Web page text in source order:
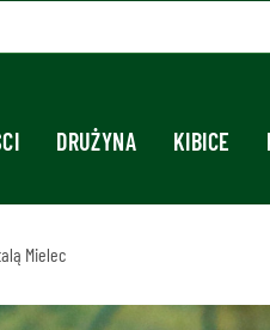
DRUŻYNA KIBICE
Mielec